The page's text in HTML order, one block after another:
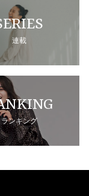
連載
ランキング